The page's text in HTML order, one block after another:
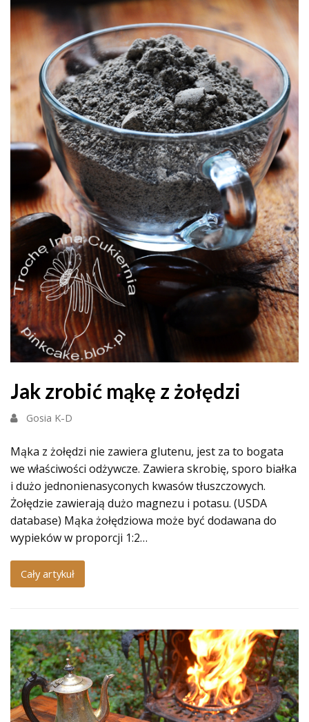
Jak zrobić mąkę z żołędzi
Gosia K-D
Mąka z żołędzi nie zawiera glutenu, jest za to bogata
we właściwości odżywcze. Zawiera skrobię, sporo białka
i dużo jednonienasyconych kwasów tłuszczowych.
Żołędzie zawierają dużo magnezu i potasu. (USDA
database) Mąka żołędziowa może być dodawana do
wypieków w proporcji 1:2…
Cały artykuł